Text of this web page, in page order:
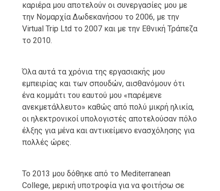
καριέρα μου αποτελούν οι συνεργασίες μου με
την Νομαρχία Δωδεκανήσου το 2006, με την
Virtual Trip Ltd το 2007 και με την Εθνική Τράπεζα
το 2010.
Όλα αυτά τα χρόνια της εργασιακής μου
εμπειρίας και των σπουδών, αισθανόμουν ότι
ένα κομμάτι του εαυτού μου «παρέμενε
ανεκμετάλλευτο» καθώς από πολύ μικρή ηλικία,
οι ηλεκτρονικοί υπολογιστές αποτελούσαν πόλο
έλξης για μένα και αντικείμενο ενασχόλησης για
πολλές ώρες.
Το 2013 μου δόθηκε από το Mediterranean
College, μερική υποτροφία για να φοιτήσω σε